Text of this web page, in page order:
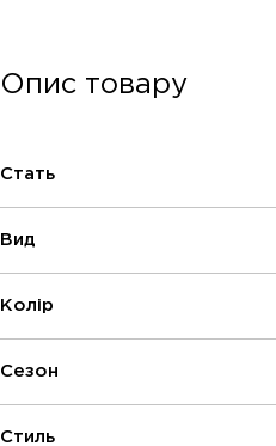
Опис товару
Стать
Вид
Колір
Сезон
Стиль